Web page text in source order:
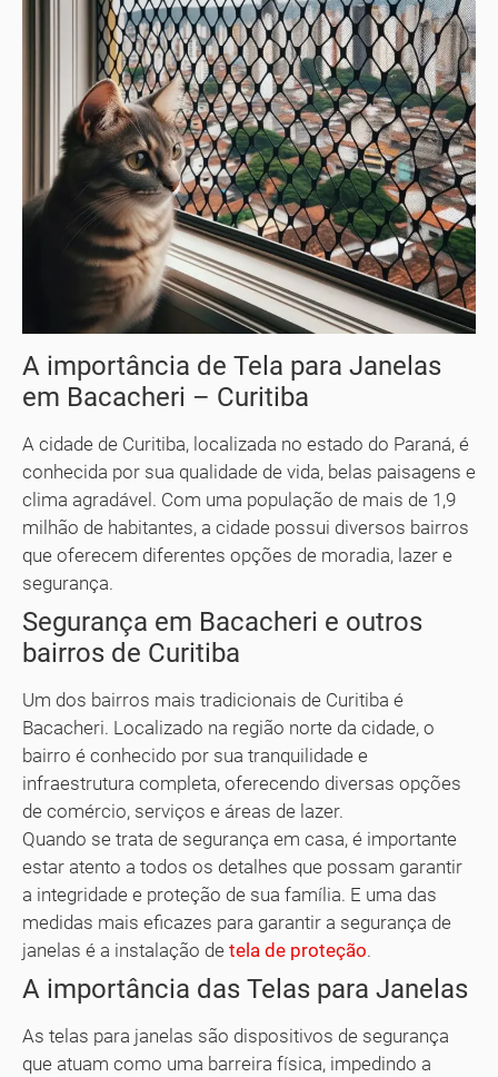
A importância de Tela para Janelas
em Bacacheri – Curitiba
A cidade de Curitiba, localizada no estado do Paraná, é
conhecida por sua qualidade de vida, belas paisagens e
clima agradável. Com uma população de mais de 1,9
milhão de habitantes, a cidade possui diversos bairros
que oferecem diferentes opções de moradia, lazer e
segurança.
Segurança em Bacacheri e outros
bairros de Curitiba
Um dos bairros mais tradicionais de Curitiba é
Bacacheri. Localizado na região norte da cidade, o
bairro é conhecido por sua tranquilidade e
infraestrutura completa, oferecendo diversas opções
de comércio, serviços e áreas de lazer.
Quando se trata de segurança em casa, é importante
estar atento a todos os detalhes que possam garantir
a integridade e proteção de sua família. E uma das
medidas mais eficazes para garantir a segurança de
janelas é a instalação de tela de proteção.
A importância das Telas para Janelas
As telas para janelas são dispositivos de segurança
que atuam como uma barreira física, impedindo a